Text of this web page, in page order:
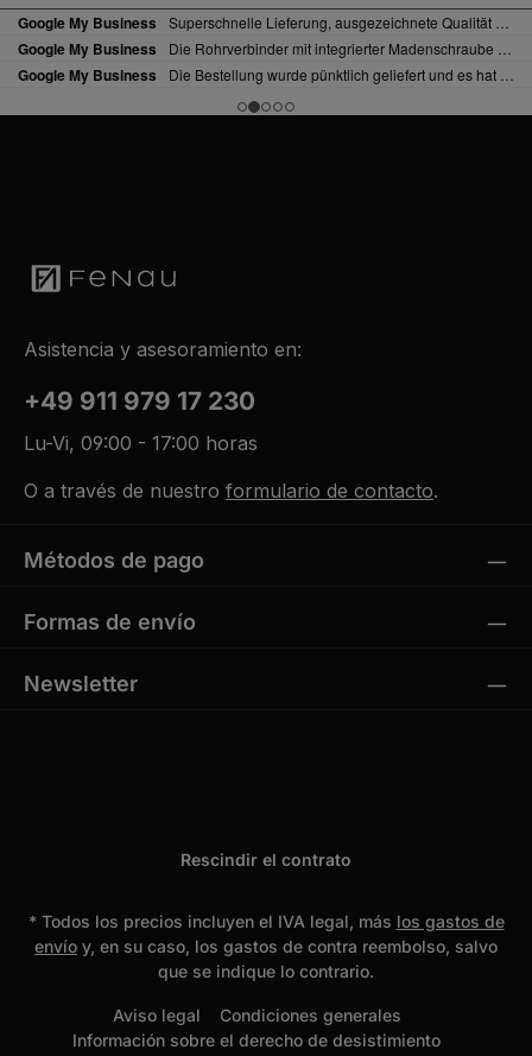
Asistencia y asesoramiento en:
+49 911 979 17 230
Lu-Vi, 09:00 - 17:00 horas
O a través de nuestro formulario de contacto.
Métodos de pago
Formas de envío
Newsletter
Rescindir el contrato
* Todos los precios incluyen el IVA legal, más los gastos de
envío y, en su caso, los gastos de contra reembolso, salvo
que se indique lo contrario.
Aviso legal
Condiciones generales
Información sobre el derecho de desistimiento